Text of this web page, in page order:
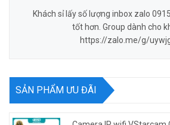
Khách sỉ lấy số lượng inbox zalo
tốt hơn. Group dành cho
https://zalo.me/g/
SẢN PHẨM ƯU ĐÃI